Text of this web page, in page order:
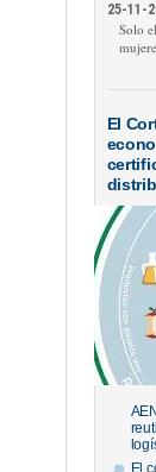
25-11-
Solo
El
El